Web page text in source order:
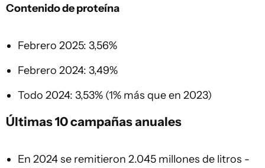
Contenido de proteína
Febrero 2025: 3,56%
Febrero 2024: 3,49%
Todo 2024: 3,53% (1% más que en 2023)
Últimas 10 campañas anuales
En 2024 se remitieron 2.045 millones de litros -